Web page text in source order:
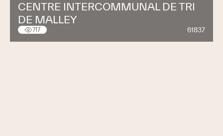
CENTRE INTERCOMMUNAL DE TRI
DE MALLEY
717 61837